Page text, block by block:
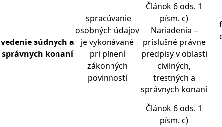
vedenie súdnych a
správnych konaní
spracúvanie
osobných údajov
je vykonávané
pri plnení
zákonných
povinností
Článok 6 ods. 1
písm. c)
Nariadenia –
príslušné právne
predpisy v oblasti
civilných,
trestných a
správnych konaní
Článok 6 ods. 1
písm. c)